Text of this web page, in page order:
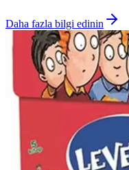
Daha fazla bilgi edinin